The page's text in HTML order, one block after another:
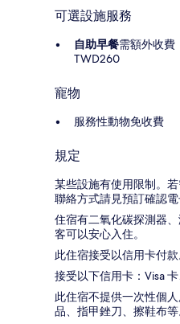
可選設施服務
自助早餐需額外收費
TWD260
寵物
服務性動物免收費
規定
某些設施有使用限制。
聯絡方式請見預訂確認電
住宿有二氧化碳探測器
客可以安心入住。
此住宿接受以信用卡付款
接受以下信用卡：Visa
此住宿不提供一次性個
品、指甲銼刀、擦鞋布等